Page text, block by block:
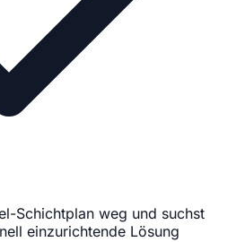
Schichtplan weg und suchst
einzurichtende Lösung